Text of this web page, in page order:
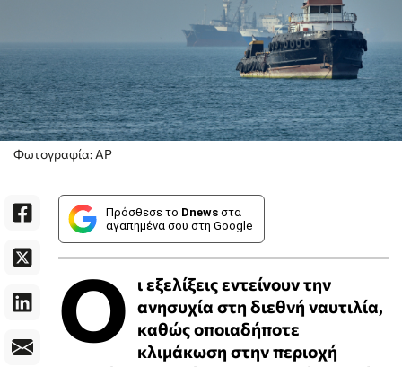
Φωτογραφία: AP
Πρόσθεσε το Dnews στα
αγαπημένα σου στη Google
Ο ι εξελίξεις εντείνουν την
ανησυχία στη διεθνή ναυτιλία,
καθώς οποιαδήποτε
κλιμάκωση στην περιοχή